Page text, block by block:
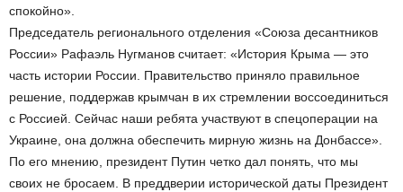
спокойно».
Председатель регионального отделения «Союза десантников
России» Рафаэль Нугманов считает: «История Крыма — это
часть истории России. Правительство приняло правильное
решение, поддержав крымчан в их стремлении воссоединиться
с Россией. Сейчас наши ребята участвуют в спецоперации на
Украине, она должна обеспечить мирную жизнь на Донбассе».
По его мнению, президент Путин четко дал понять, что мы
своих не бросаем. В преддверии исторической даты Президент